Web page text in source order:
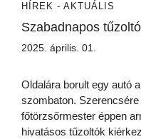
HÍREK - AKTUÁLIS
Szabadnapos
2025. április. 01.
Oldalára borult egy autó
szombaton.
főtörzsőrmester éppen
hivatásos tűzoltók